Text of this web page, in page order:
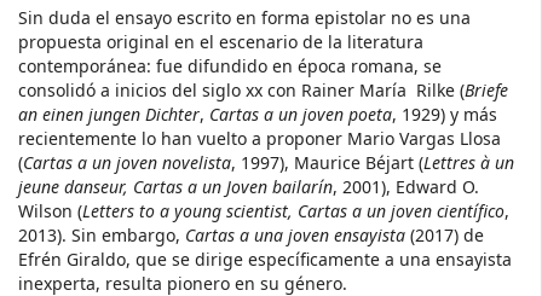
Sin duda el ensayo escrito en forma epistolar no es una
propuesta original en el escenario de la literatura
contemporánea: fue difundido en época romana, se
consolidó a inicios del siglo xx con Rainer María Rilke (Briefe
an einen jungen Dichter, Cartas a un joven poeta, 1929) y más
recientemente lo han vuelto a proponer Mario Vargas Llosa
(Cartas a un joven novelista, 1997), Maurice Béjart (Lettres à un
jeune danseur, Cartas a un Joven bailarín, 2001), Edward O.
Wilson (Letters to a young scientist, Cartas a un joven científico,
2013). Sin embargo, Cartas a una joven ensayista (2017) de
Efrén Giraldo, que se dirige específicamente a una ensayista
inexperta, resulta pionero en su género.